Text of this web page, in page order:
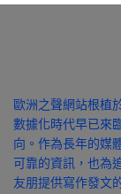
歐洲之聲網站根植
數據化時代早已來
向。作為長年的媒
可靠的資訊，也為
友朋提供寫作發文